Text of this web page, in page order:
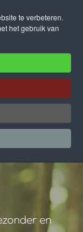
te verbeteren.
het gebruik van
en